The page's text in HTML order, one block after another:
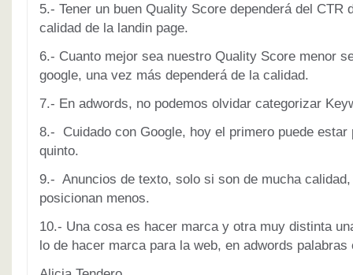
5.- Tener un buen Quality Score dependerá del CTR
calidad de la landin page.
6.- Cuanto mejor sea nuestro Quality Score menor
google, una vez más dependerá de la calidad.
7.- En adwords, no podemos olvidar categorizar
8.- Cuidado con Google, hoy el primero puede estar
quinto.
9.- Anuncios de texto, solo si son de mucha
posicionan menos.
10.- Una cosa es hacer marca y otra muy distinta
lo de hacer marca para la web, en adwords palabras